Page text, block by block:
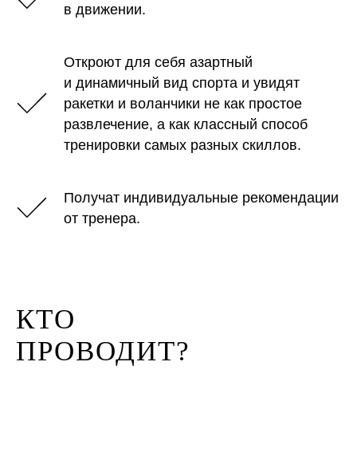
в движении.
Откроют для себя азартный
и динамичный вид спорта и увидят
ракетки и воланчики не как простое
развлечение, а как классный способ
тренировки самых разных скиллов.
Получат индивидуальные рекомендации
от тренера.
КТО
ПРОВОДИТ?